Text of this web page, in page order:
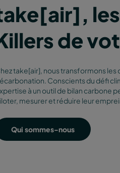
de
take[air], nous transformons les
Conscients du défi
à un outil de bilan carbone
mesurer et réduire leur
Qui sommes-nous